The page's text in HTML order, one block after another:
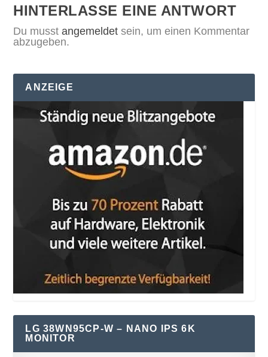
HINTERLASSE EINE ANTWORT
Du musstangemeldet sein, um einen Kommentar
abzugeben.
ANZEIGE
LG 38WN95CP-W – NANO IPS 6K
MONITOR